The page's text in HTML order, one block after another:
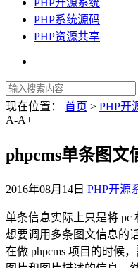
PHP开源系统
PHP系统源码
PHP资源共享
现在位置： 首页 > PHP开
A-A+
phpcms单条图文
2016年08月14日 PHP开源
单条信息实际上只是将 pc
想要调用多条图文信息的
在做 phpcms 项目的时候